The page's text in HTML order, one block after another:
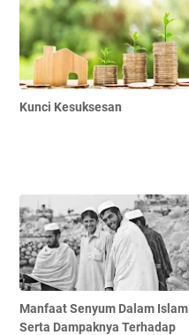
Kunci Kesuksesan
Manfaat Senyum Dalam Islam
Serta Dampaknya Terhadap